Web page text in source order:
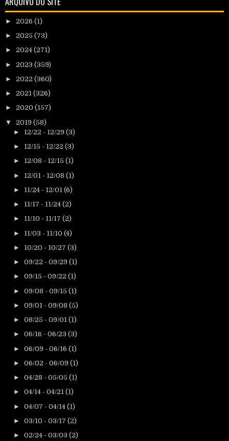
► 2026 (1)
► 2025 (73)
► 2024 (271)
► 2023 (359)
► 2022 (360)
► 2021 (326)
► 2020 (157)
▼ 2019 (58)
► 12/22 - 12/29 (3)
► 12/15 - 12/22 (3)
► 12/08 - 12/15 (1)
► 12/01 - 12/08 (1)
► 11/24 - 12/01 (6)
► 11/17 - 11/24 (2)
► 11/10 - 11/17 (2)
► 11/03 - 11/10 (4)
► 10/20 - 10/27 (3)
► 09/22 - 09/29 (1)
► 09/15 - 09/22 (1)
► 09/08 - 09/15 (1)
► 09/01 - 09/08 (5)
► 08/25 - 09/01 (1)
► 06/16 - 06/23 (3)
► 06/09 - 06/16 (1)
► 06/02 - 06/09 (1)
► 04/28 - 05/05 (1)
► 04/14 - 04/21 (1)
► 04/07 - 04/14 (1)
► 03/10 - 03/17 (2)
► 02/24 - 03/03 (2)